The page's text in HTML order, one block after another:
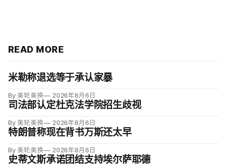
READ MORE
米勒称退选等于承认家暴
By 美轮美换 2026年8月6日
司法部认定杜克法学院招生歧视
By 美轮美换 2026年8月6日
特朗普称现在背书万斯还太早
By 美轮美换 2026年8月6日
史蒂文斯承诺团结支持埃尔萨耶德